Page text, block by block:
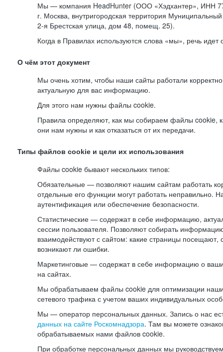
Мы — компания HeadHunter (ООО «Хэдхантер», ИНН
г. Москва, внутригородская территория Муниципальный
2-я Брестская улица, дом 48, помещ. 25).
Когда в Правилах используются слова «мы», речь
О чём этот документ
Мы очень хотим, чтобы наши сайты работали
актуальную для вас информацию.
Для этого нам нужны файлы cookie.
Правила определяют, как мы собираем файлы cookie,
они нам нужны и как отказаться от их передачи.
Типы файлов cookie и цели их использования
Файлы cookie бывают нескольких типов:
Обязательные — позволяют нашим сайтам работать
отдельные его функции могут работать неправильно.
аутентификация или обеспечение безопасности.
Статистические — содержат в себе информацию,
сессии пользователя. Позволяют собирать
взаимодействуют с сайтом: какие страницы посещают,
возникают ли ошибки.
Маркетинговые — содержат в себе информацию о
на сайтах.
Мы обрабатываем файлы cookie для оптимизации
сетевого трафика с учетом ваших индивидуальных
Мы — оператор персональных данных. Запись о нас
данных на сайте Роскомнадзора. Там вы можете
обрабатываемых нами файлов cookie.
При обработке персональных данных мы